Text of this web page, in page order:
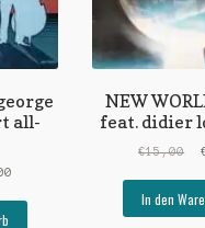
all-
Aktueller
NEW
feat. didier
€15,00
In den